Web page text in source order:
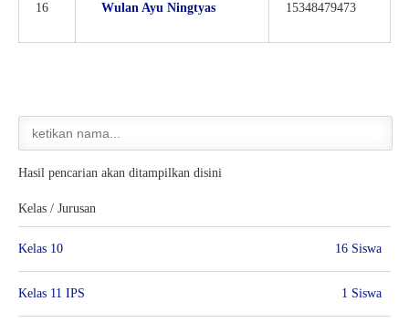
16 Wulan Ayu Ningtyas 15348479473
Hasil pencarian akan ditampilkan disini
Kelas / Jurusan
Kelas 10 16 Siswa
Kelas 11 IPS 1 Siswa